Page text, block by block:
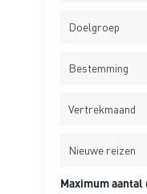
Doelgroep
Bestemming
Vertrekmaand
Nieuwe reizen
Maximum aantal